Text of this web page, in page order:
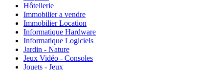
Hôtellerie
Immobilier a vendre
Immobilier Location
Informatique Hardware
Informatique Logiciels
Jardin - Nature
Jeux Vidéo - Consoles
Jouets - Jeux